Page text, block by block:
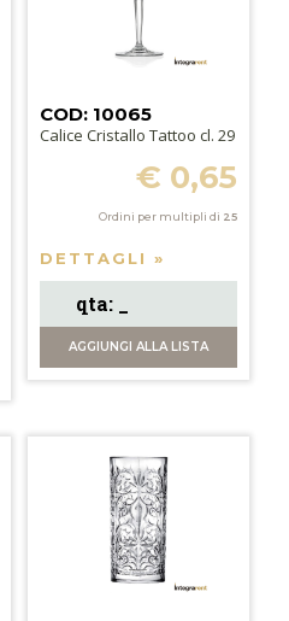
COD: 10065
Calice Cristallo Tattoo cl. 29
€ 0,65
Ordini per multipli di 25
DETTAGLI »
AGGIUNGI ALLA LISTA